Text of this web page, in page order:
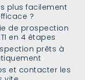
plus facilement
?
de prospection
en 4 étapes
prêts à
et contacter les